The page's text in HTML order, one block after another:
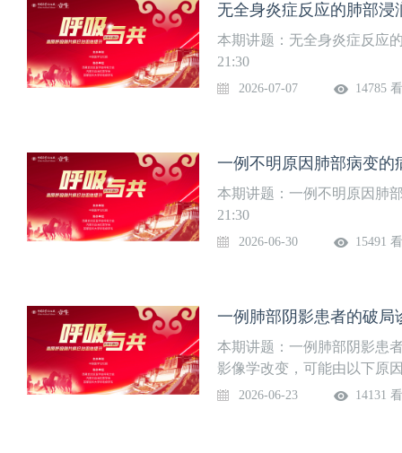
无全身炎症反应的肺部浸
本期讲题：无全身炎症反应
21:30
2026-07-07 14785
一例不明原因肺部病变的
本期讲题：一例不明原因肺
21:30
2026-06-30 15491
一例肺部阴影患者的破局
本期讲题：一例肺部阴影患
影像学改变，可能由以下原
毒、支原体、奴卡菌、肺脓
2026-06-23 14131